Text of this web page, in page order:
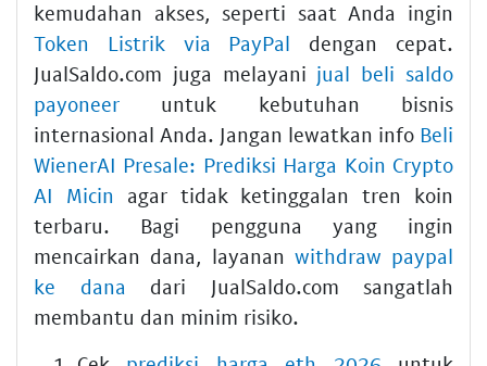
kemudahan akses, seperti saat Anda ingin
Token Listrik via PayPal dengan cepat.
JualSaldo.com juga melayani jual beli saldo
payoneer untuk kebutuhan bisnis
internasional Anda. Jangan lewatkan info Beli
WienerAI Presale: Prediksi Harga Koin Crypto
AI Micin agar tidak ketinggalan tren koin
terbaru. Bagi pengguna yang ingin
mencairkan dana, layanan withdraw paypal
ke dana dari JualSaldo.com sangatlah
membantu dan minim risiko.